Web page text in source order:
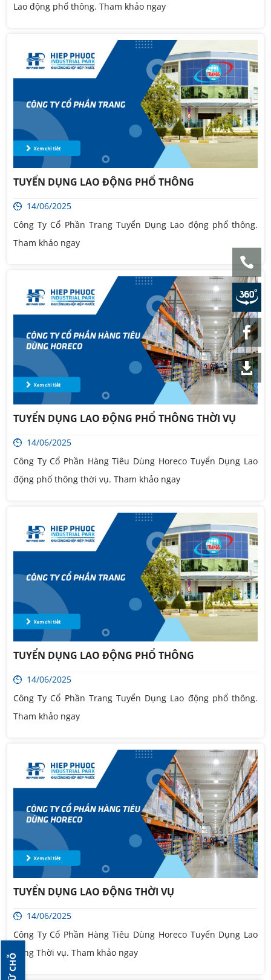
Lao động phổ thông. Tham khảo ngay
TUYỂN DỤNG LAO ĐỘNG PHỔ THÔNG
14/06/2025
Công Ty Cổ Phần Trang Tuyển Dụng Lao động phổ thông.
Tham khảo ngay
TUYỂN DỤNG LAO ĐỘNG PHỔ THÔNG THỜI VỤ
14/06/2025
Công Ty Cổ Phần Hàng Tiêu Dùng Horeco Tuyển Dụng Lao
động phổ thông thời vụ. Tham khảo ngay
TUYỂN DỤNG LAO ĐỘNG PHỔ THÔNG
14/06/2025
Công Ty Cổ Phần Trang Tuyển Dụng Lao động phổ thông.
Tham khảo ngay
TUYỂN DỤNG LAO ĐỘNG THỜI VỤ
14/06/2025
Công Ty Cổ Phần Hàng Tiêu Dùng Horeco Tuyển Dụng Lao
động Thời vụ. Tham khảo ngay